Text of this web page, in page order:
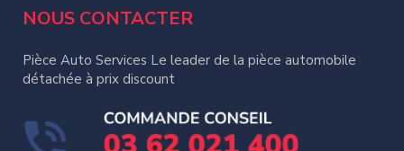
NOUS CONTACTER
Pièce Auto Services Le leader de la pièce automobile
détachée à prix discount